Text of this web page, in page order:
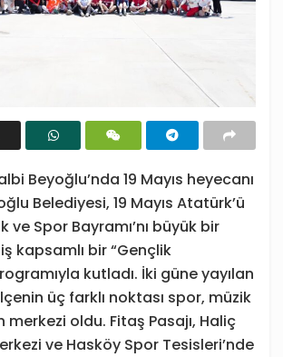
Beyoğlu’nda 19 Mayıs heyecanı
Belediyesi, 19 Mayıs Atatürk’ü
ve Spor Bayramı’nı büyük bir
kapsamlı bir “Gençlik
kutladı. İki güne yayılan
üç farklı noktası spor, müzik
merkezi oldu. Fitaş Pasajı, Haliç
ve Hasköy Spor Tesisleri’nde